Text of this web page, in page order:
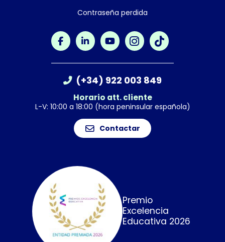
Contraseña perdida
(+34) 922 003 849
Horario att. cliente
L-V: 10:00 a 18:00 (hora peninsular española)
Contactar
Premio
Excelencia
Educativa 2026